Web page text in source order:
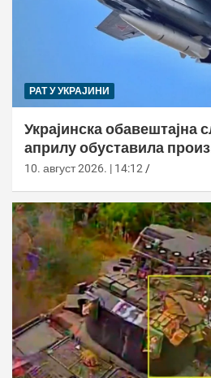
РАТ У УКРАЈИНИ
Украјинска обавештајна
априлу обуставила
Кинзхал
10. август 2026. | 14:12